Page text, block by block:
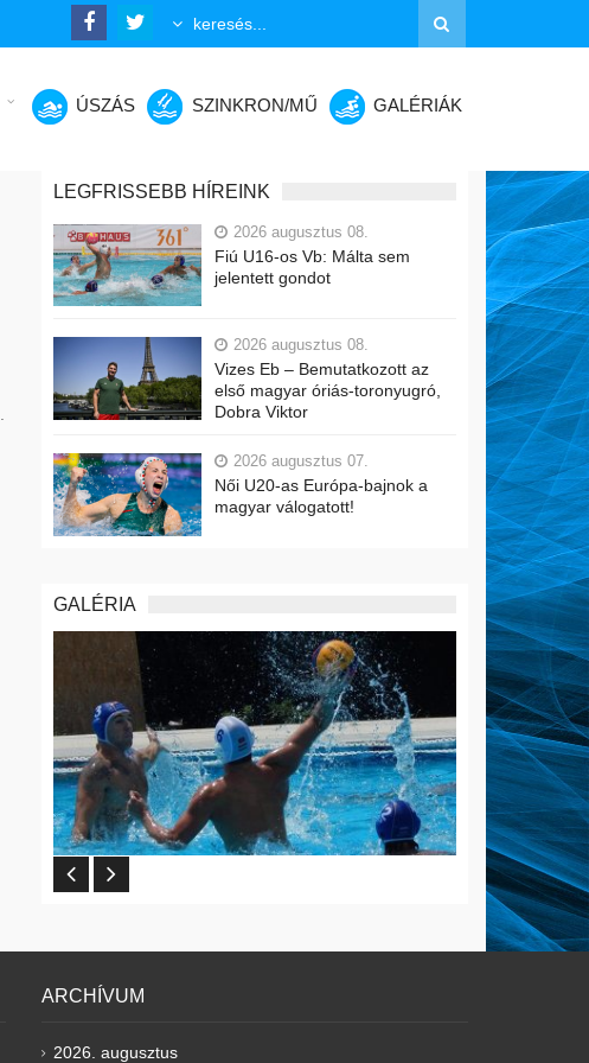
ÚSZÁS SZINKRON/MŰ GALÉRIÁK
LEGFRISSEBB HÍREINK
2026 augusztus 08.
Fiú U16-os Vb: Málta sem
jelentett gondot
2026 augusztus 08.
Vizes Eb – Bemutatkozott az
első magyar óriás-toronyugró,
Dobra Viktor
2026 augusztus 07.
Női U20-as Európa-bajnok a
magyar válogatott!
GALÉRIA
ARCHÍVUM
2026. augusztus